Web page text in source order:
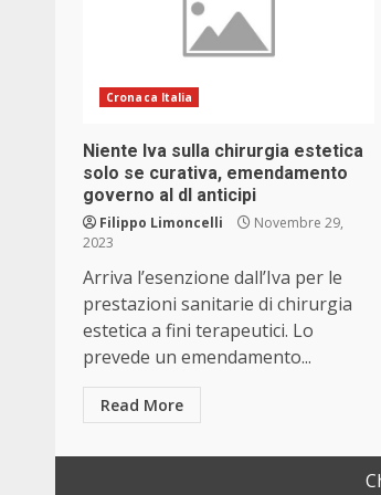
Cronaca Italia
Niente Iva sulla chirurgia estetica
solo se curativa, emendamento
governo al dl anticipi
Filippo Limoncelli
Novembre 29,
2023
Arriva l’esenzione dall’Iva per le
prestazioni sanitarie di chirurgia
estetica a fini terapeutici. Lo
prevede un emendamento...
Read More